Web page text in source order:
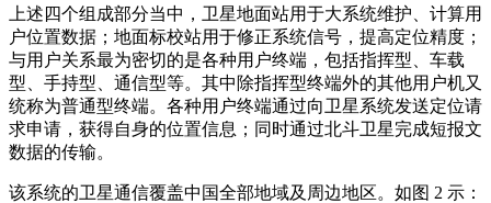
上述四个组成部分当中，卫星地面站用于大系统维护、计算用
户位置数据；地面标校站用于修正系统信号，提高定位精度；
与用户关系最为密切的是各种用户终端，包括指挥型、车载
型、手持型、通信型等。其中除指挥型终端外的其他用户机又
统称为普通型终端。各种用户终端通过向卫星系统发送定位请
求申请，获得自身的位置信息；同时通过北斗卫星完成短报文
数据的传输。
该系统的卫星通信覆盖中国全部地域及周边地区。如图 2 示：